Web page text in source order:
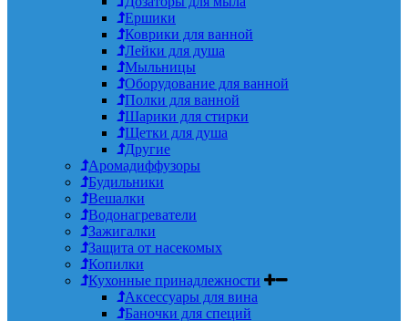
Ершики
Коврики для ванной
Лейки для душа
Мыльницы
Оборудование для ванной
Полки для ванной
Шарики для стирки
Щетки для душа
Другие
Аромадиффузоры
Будильники
Вешалки
Водонагреватели
Зажигалки
Защита от насекомых
Копилки
Кухонные принадлежности
Аксессуары для вина
Баночки для специй